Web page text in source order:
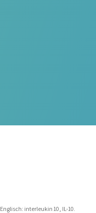
interleukin 10, IL-10.